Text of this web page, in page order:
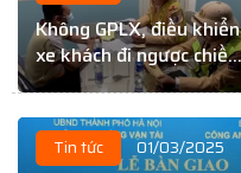
Không GPLX, điều khiển
xe khách đi ngược chiều
trên cao tốc Nội Bài –
Tin tức 01/03/2025